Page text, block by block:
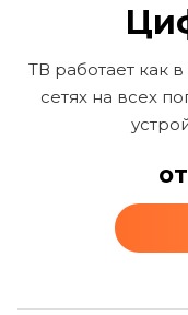
ТВ работает как
сетях на всех
от